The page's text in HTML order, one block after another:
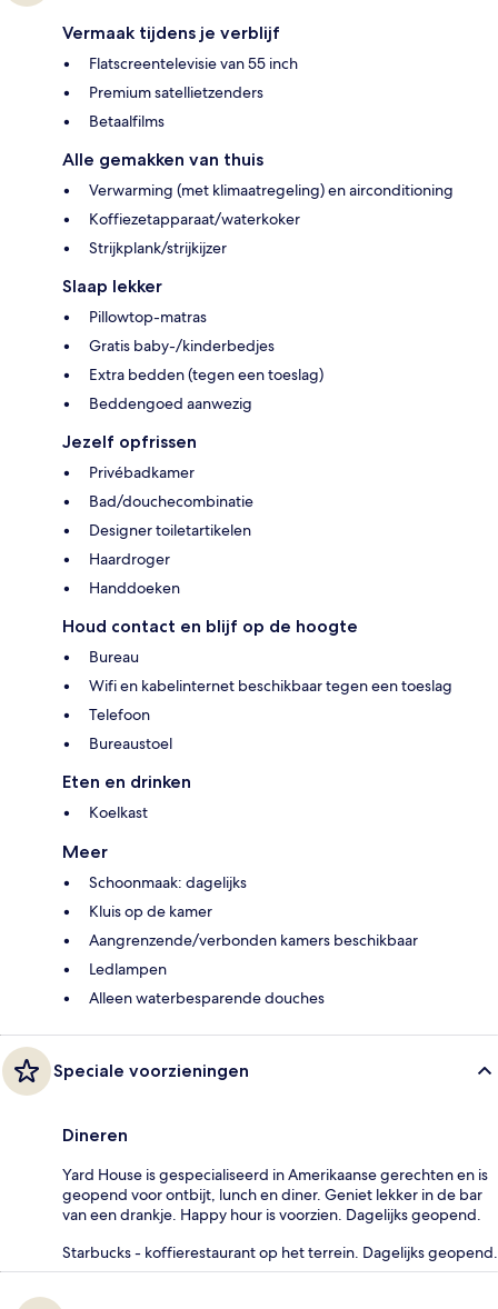
Vermaak tijdens je verblijf
Flatscreentelevisie van 55 inch
Premium satellietzenders
Betaalfilms
Alle gemakken van thuis
Verwarming (met klimaatregeling) en airconditioning
Koffiezetapparaat/waterkoker
Strijkplank/strijkijzer
Slaap lekker
Pillowtop-matras
Gratis baby-/kinderbedjes
Extra bedden (tegen een toeslag)
Beddengoed aanwezig
Jezelf opfrissen
Privébadkamer
Bad/douchecombinatie
Designer toiletartikelen
Haardroger
Handdoeken
Houd contact en blijf op de hoogte
Bureau
Wifi en kabelinternet beschikbaar tegen een toeslag
Telefoon
Bureaustoel
Eten en drinken
Koelkast
Meer
Schoonmaak: dagelijks
Kluis op de kamer
Aangrenzende/verbonden kamers beschikbaar
Ledlampen
Alleen waterbesparende douches
Speciale voorzieningen
Dineren
Yard House is gespecialiseerd in Amerikaanse gerechten en is
geopend voor ontbijt, lunch en diner. Geniet lekker in de bar
van een drankje. Happy hour is voorzien. Dagelijks geopend.
Starbucks - koffierestaurant op het terrein. Dagelijks geopend.